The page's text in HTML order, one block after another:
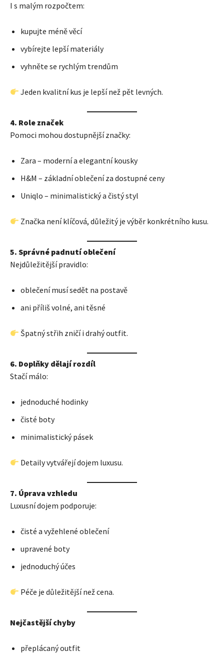
I s malým rozpočtem:
kupujte méně věcí
vybírejte lepší materiály
vyhněte se rychlým trendům
Jeden kvalitní kus je lepší než pět levných.
4. Role značek
Pomoci mohou dostupnější značky:
Zara – moderní a elegantní kousky
H&M – základní oblečení za dostupné ceny
Uniqlo – minimalistický a čistý styl
Značka není klíčová, důležitý je výběr konkrétního kusu.
5. Správné padnutí oblečení
Nejdůležitější pravidlo:
oblečení musí sedět na postavě
ani příliš volné, ani těsné
Špatný střih zničí i drahý outfit.
6. Doplňky dělají rozdíl
Stačí málo:
jednoduché hodinky
čisté boty
minimalistický pásek
Detaily vytvářejí dojem luxusu.
7. Úprava vzhledu
Luxusní dojem podporuje:
čisté a vyžehlené oblečení
upravené boty
jednoduchý účes
Péče je důležitější než cena.
Nejčastější chyby
přeplácaný outfit